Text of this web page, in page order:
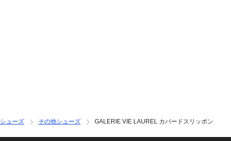
シューズ その他シューズ GALERIE VIE LAUREL カバードスリッポン